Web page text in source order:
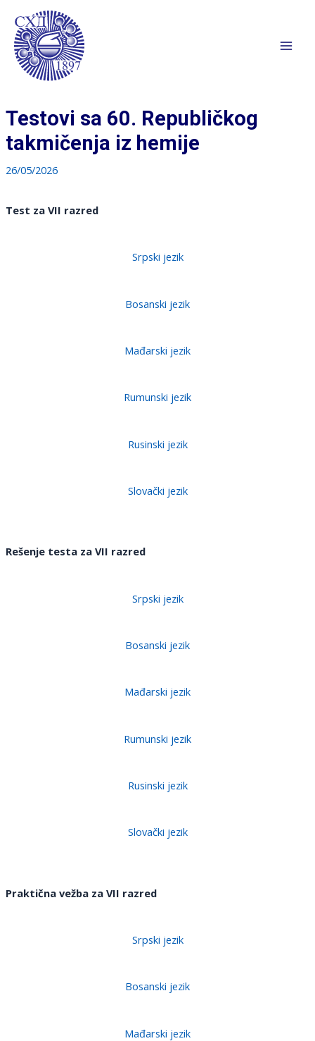
sadržaj
Testovi sa 60. Republičkog
takmičenja iz hemije
26/05/2026
Test za VII razred
Srpski jezik
Bosanski jezik
Mađarski jezik
Rumunski jezik
Rusinski jezik
Slovački jezik
Rešenje testa za VII razred
Srpski jezik
Bosanski jezik
Mađarski jezik
Rumunski jezik
Rusinski jezik
Slovački jezik
Praktična vežba za VII razred
Srpski jezik
Bosanski jezik
Mađarski jezik